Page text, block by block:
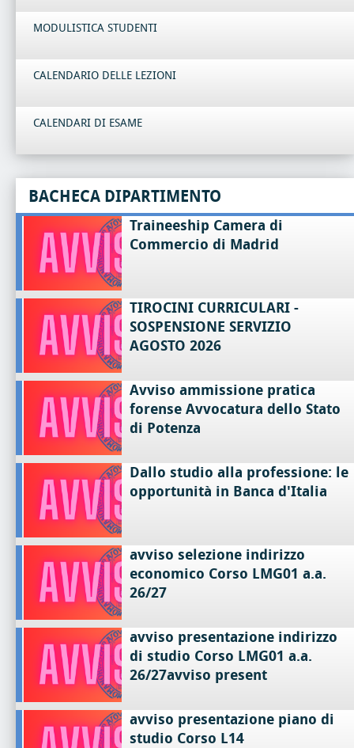
MODULISTICA STUDENTI
CALENDARIO DELLE LEZIONI
CALENDARI DI ESAME
BACHECA DIPARTIMENTO
Traineeship Camera di
Commercio di Madrid
TIROCINI CURRICULARI -
SOSPENSIONE SERVIZIO
AGOSTO 2026
Avviso ammissione pratica
forense Avvocatura dello Stato
di Potenza
Dallo studio alla professione: le
opportunità in Banca d'Italia
avviso selezione indirizzo
economico Corso LMG01 a.a.
26/27
avviso presentazione indirizzo
di studio Corso LMG01 a.a.
26/27avviso present
avviso presentazione piano di
studio Corso L14